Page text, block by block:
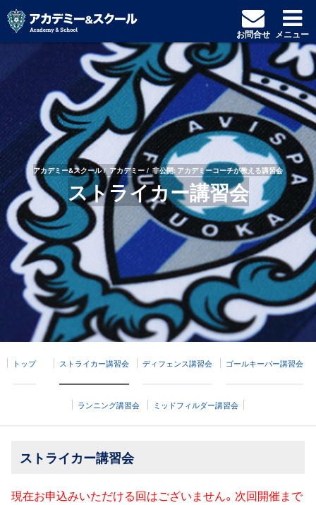
アカデミー&スクール アカデミー 非公開: アカデミーコーチが教える講習会
ストライカー講習会
お問合せ メニュー
トップ ストライカー講習会 ディフェンス講習会 ゴールキーパー講習会
ランニング講習会 ミッドフィルダー講習会
ストライカー講習会
現在お申込みいただける回はございません。次回開催まで